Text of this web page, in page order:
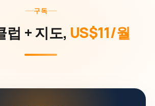
구독
럽 + 지도, US$11/월